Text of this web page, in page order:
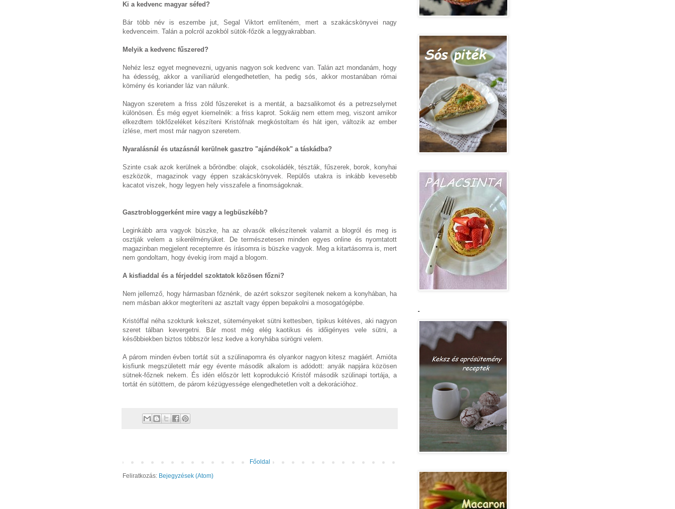
Ki a kedvenc magyar séfed?
Bár több név is eszembe jut, Segal Viktort említeném, mert a szakácskönyvei nagy
kedvenceim. Talán a polcról azokból sütök-főzök a leggyakrabban.
Melyik a kedvenc fűszered?
Nehéz lesz egyet megnevezni, ugyanis nagyon sok kedvenc van. Talán azt mondanám, hogy
ha édesség, akkor a vaníliarúd elengedhetetlen, ha pedig sós, akkor mostanában római
kömény és koriander láz van nálunk.
Nagyon szeretem a friss zöld fűszereket is a mentát, a bazsalikomot és a petrezselymet
különösen. És még egyet kiemelnék: a friss kaprot. Sokáig nem ettem meg, viszont amikor
elkezdtem tökfőzeléket készíteni Kristófnak megkóstoltam és hát igen, változik az ember
ízlése, mert most már nagyon szeretem.
Nyaralásnál és utazásnál kerülnek gasztro "ajándékok" a táskádba?
Szinte csak azok kerülnek a bőröndbe: olajok, csokoládék, tészták, fűszerek, borok, konyhai
eszközök, magazinok vagy éppen szakácskönyvek. Repülős utakra is inkább kevesebb
kacatot viszek, hogy legyen hely visszafele a finomságoknak.
Gasztrobloggerként mire vagy a legbüszkébb?
Leginkább arra vagyok büszke, ha az olvasók elkészítenek valamit a blogról és meg is
osztják velem a sikerélményüket. De természetesen minden egyes online és nyomtatott
magazinban megjelent receptemre és írásomra is büszke vagyok. Meg a kitartásomra is, mert
nem gondoltam, hogy évekig írom majd a blogom.
A kisfiaddal és a férjeddel szoktatok közösen főzni?
Nem jellemző, hogy hármasban főznénk, de azért sokszor segítenek nekem a konyhában, ha
nem másban akkor megteríteni az asztalt vagy éppen bepakolni a mosogatógépbe.
Kristóffal néha szoktunk kekszet, süteményeket sütni kettesben, tipikus kétéves, aki nagyon
szeret tálban kevergetni. Bár most még elég kaotikus és időigényes vele sütni, a
későbbiekben biztos többször lesz kedve a konyhába sürögni velem.
A párom minden évben tortát süt a szülinapomra és olyankor nagyon kitesz magáért. Amióta
kisfiunk megszületett már egy évente második alkalom is adódott: anyák napjára közösen
sütnek-főznek nekem. És idén először lett koprodukció Kristóf második szülinapi tortája, a
tortát én sütöttem, de párom kézügyessége elengedhetetlen volt a dekorációhoz.
Főoldal
Feliratkozás: Bejegyzések (Atom)
-